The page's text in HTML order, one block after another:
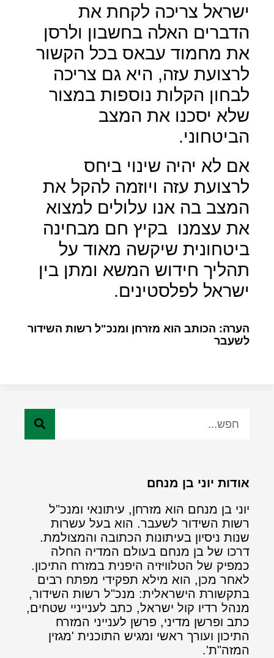
ישראל צריכה לקחת את
הדברים האלה בחשבון ולרסן
את מחמוד עבאס בכל הקשור
לרצועת עזה, היא גם צריכה
לבחון הקלות נוספות במצור
שלא יסכנו את המצב
הביטחוני.
אם לא יהיה שינוי ביחס
לרצועת עזה ויוזמה להקל את
המצב בה אנו עלולים למצוא
את עצמנו בקיץ חם מבחינה
ביטחונית שיקשה מאוד על
תהליך חידוש המשא ומתן בין
ישראל לפלסטינים.
הערה: הכותב הוא מזרחן ומנכ"ל רשות השידור
לשעבר
אודות יוני בן מנחם
יוני בן מנחם הוא מזרחן, עיתונאי ומנכ"ל
רשות השידור לשעבר. הוא בעל עשרות
שנות ניסיון בעיתונות הכתובה והמצולמת.
דרכו של בן מנחם בעולם המדיה החלה
כמפיק של הטלוויזיה היפנית במזרח התיכון.
לאחר מכן, הוא מילא תפקידי מפתח רבים
בתקשורת הישראלית: מנכ"ל רשות השידור,
מנהל רדיו קול ישראל, כתב לענייניי שטחים,
כתב ופרשן מדיני, פרשן לענייני המזרח
התיכון ועורך ראשי ומגיש התוכנית 'מגזין
המזה"ת'.